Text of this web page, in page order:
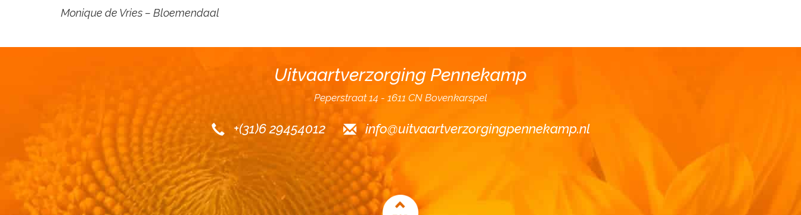
Monique de Vries – Bloemendaal
Uitvaartverzorging Pennekamp
Peperstraat 14 1611 CN Bovenkarspel
+(31)6 29454012 info@uitvaartverzorgingpennekamp.nl